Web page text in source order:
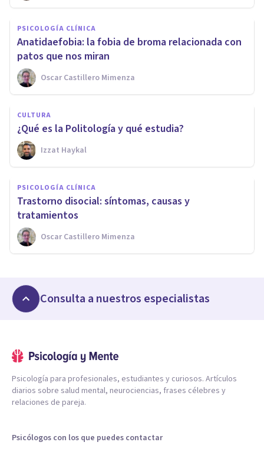
PSICOLOGÍA CLÍNICA
Anatidaefobia: la fobia de broma relacionada con
patos que nos miran
Oscar Castillero Mimenza
CULTURA
¿Qué es la Politología y qué estudia?
Izzat Haykal
PSICOLOGÍA CLÍNICA
Trastorno disocial: síntomas, causas y
tratamientos
Oscar Castillero Mimenza
Consulta a nuestros especialistas
Psicología para profesionales, estudiantes y curiosos. Artículos
diarios sobre salud mental, neurociencias, frases célebres y
relaciones de pareja.
Psicólogos con los que puedes contactar